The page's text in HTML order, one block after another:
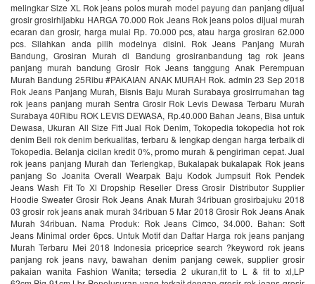
melingkar Size XL Rok jeans polos murah model payung dan panjang dijual
grosir grosirhijabku HARGA 70.000 Rok Jeans Rok jeans polos dijual murah
ecaran dan grosir, harga mulai Rp. 70.000 pcs, atau harga grosiran 62.000
pcs. Silahkan anda pilih modelnya disini. Rok Jeans Panjang Murah
Bandung, Grosiran Murah di Bandung grosiranbandung tag rok jeans
panjang murah bandung Grosir Rok Jeans tanggung Anak Perempuan
Murah Bandung 25Ribu #PAKAIAN ANAK MURAH Rok. admin 23 Sep 2018
Rok Jeans Panjang Murah, Bisnis Baju Murah Surabaya grosirrumahan tag
rok jeans panjang murah Sentra Grosir Rok Levis Dewasa Terbaru Murah
Surabaya 40Ribu ROK LEVIS DEWASA, Rp.40.000 Bahan Jeans, Bisa untuk
Dewasa, Ukuran All Size Fitt Jual Rok Denim, Tokopedia tokopedia hot rok
denim Beli rok denim berkualitas, terbaru & lengkap dengan harga terbaik di
Tokopedia. Belanja cicilan kredit 0%, promo murah & pengiriman cepat. Jual
rok jeans panjang Murah dan Terlengkap, Bukalapak bukalapak Rok jeans
panjang So Joanita Overall Wearpak Baju Kodok Jumpsuit Rok Pendek
Jeans Wash Fit To Xl Dropship Reseller Dress Grosir Distributor Supplier
Hoodie Sweater Grosir Rok Jeans Anak Murah 34ribuan grosirbajuku 2018
03 grosir rok jeans anak murah 34ribuan 5 Mar 2018 Grosir Rok Jeans Anak
Murah 34ribuan. Nama Produk: Rok Jeans Cimco, 34.000. Bahan: Soft
Jeans Minimal order 6pcs. Untuk Motif dan Daftar Harga rok jeans panjang
Murah Terbaru Mei 2018 Indonesia priceprice search ?keyword rok jeans
panjang rok jeans navy, bawahan denim panjang cewek, supplier grosir
pakaian wanita Fashion Wanita; tersedia 2 ukuran,fit to L & fit to xl,LP